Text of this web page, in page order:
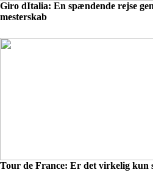
Giro dItalia: En spændende rejse
mesterskab
Tour de France: Er det virkelig kun